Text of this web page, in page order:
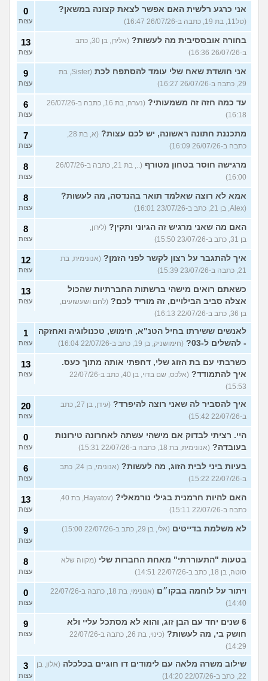
אני כרגע רלשית האם אפשר לצאת קצונה במשאן?
(טל11, בת 19, כתבה ב-26/07/26 16:47)
0
עצות
בחורה אובססיבית מה לעשות?
(אלירן, בן 30, כתב
ב-26/07/26 16:36)
13
עצות
אני חושדת שאח שלי עומד להסתפח לכת
(Sister, בת
29, כתבה ב-26/07/26 16:27)
9
עצות
עד כמה חזה זה משמעותי?
(נערה, בת 16, כתבה ב-26/07/26
16:18)
6
עצות
מתכננת חתונה ראשונה, יש לכם עצות?
כתבה ב-26/07/26 16:09)
7
עצות
מרגישה חוסר בטחון מטורף
(.., בת 21, כתבה ב-26/07/26
16:00)
8
עצות
אמא לא רוצה שאלמד תואר בהנדסה, מה לעשות?
(Alex, בן 21, כתב ב-23/07/26 16:01)
8
עצות
האם מה שאני מרגיש זה הגיוני ותקין? (לירון,
בן 31, כתב ב-23/07/26 15:50)
8
עצות
איך להתגבר על רצון לקשר לפני הזמן? (אנונימית, בת
21, כתבה ב-23/07/26 15:39)
12
עצות
כשאתם רואים מישהי ברשתות החברתיות שהכול
אצלה סביב הבילויים, זה מוריד לכם? (לחם ושעשועים,
בן 36, כתב ב-22/07/26 16:13)
13
עצות
לאנשים ששירתו בחיל הטנ"א, חימוש, טכנולוגיה ואחזקה
- להשלים ל-03?
(חימושניק, בן 19, כתב ב-22/07/26 16:04)
1
עצות
כשרבתי עם בת הזוג שלי, דחפתי אותה מתוך כעס.
איך להתמודד?
(אלכס, שם בדוי, בן 40, כתב ב-22/07/26
15:53)
13
עצות
איך להסביר לה שאני רוצה להיפרד?
(עידן, בן 27, כתב
ב-22/07/26 15:42)
20
עצות
היי. רציתי לבדוק אם מישהי עשתה לאחרונה טירונות
בעובדה? (אנונימית, בת 18, כתבה ב-22/07/26 15:31)
0
עצות
בעיות ביני לבית הזוג, מה לעשות?
(אנונימי, בן 24, כתב
ב-22/07/26 15:22)
6
עצות
האם להיות חרמנית בגילי נורמאלי?
כתבה ב-22/07/26 15:11)
13
עצות
לא משלמת בדייטים (אלי, בן 29, כתב ב-22/07/26 15:00) 9
עצות
בטעות "התעוררתי" מאחת החברות שלי (מקווה שלא
סוטה, בן 18, כתב ב-22/07/26 14:51)
8
עצות
ויתור על לוחמה בבקו״ם
(אנונימי, בת 18, כתבה ב-22/07/26
14:40)
0
עצות
6 שנים יחד עם הבן זוג, והוא לא מסתכל עליי ולא
חושק בי, מה לעשות?
(כינוי, בת 26, כתבה ב-22/07/26
14:29)
9
עצות
שילוב משרה מלאה עם לימודים דו חוגיים בכלכלה (אלון, בן
22, כתב ב-22/07/26 14:20)
3
עצות